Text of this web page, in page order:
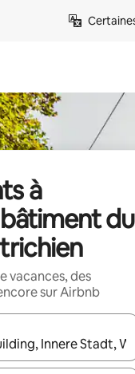
à
du
vacances, des
sur Airbnb
utilisez les